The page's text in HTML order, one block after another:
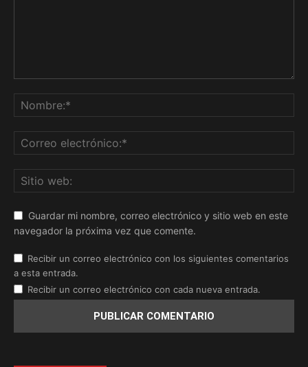
Guardar mi nombre, correo electrónico y sitio web en este
navegador la próxima vez que comente.
Recibir un correo electrónico con los siguientes comentarios
a esta entrada.
Recibir un correo electrónico con cada nueva entrada.